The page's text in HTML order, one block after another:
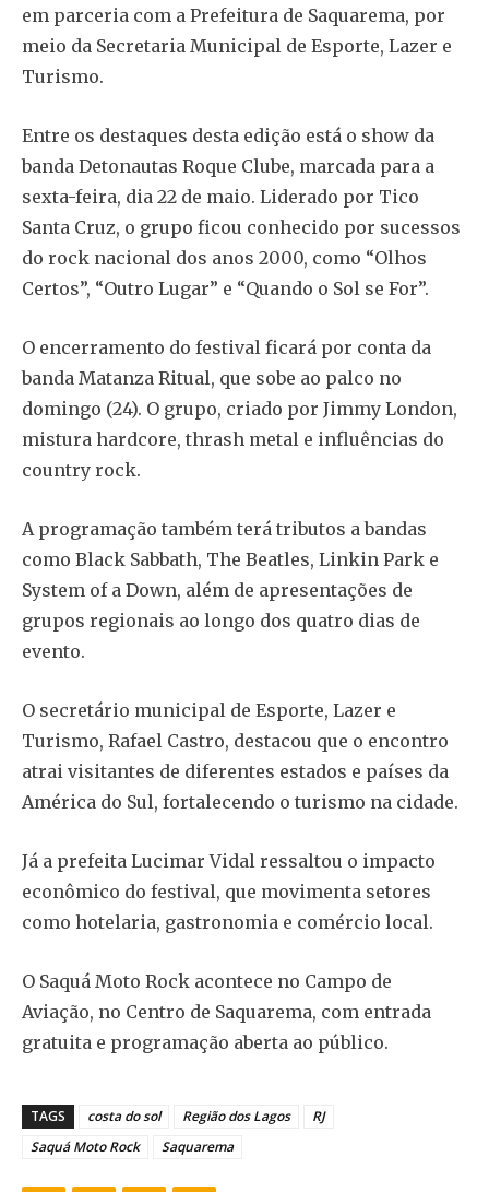
em parceria com a Prefeitura de Saquarema, por
meio da Secretaria Municipal de Esporte, Lazer e
Turismo.
Entre os destaques desta edição está o show da
banda Detonautas Roque Clube, marcada para a
sexta-feira, dia 22 de maio. Liderado por Tico
Santa Cruz, o grupo ficou conhecido por sucessos
do rock nacional dos anos 2000, como “Olhos
Certos”, “Outro Lugar” e “Quando o Sol se For”.
O encerramento do festival ficará por conta da
banda Matanza Ritual, que sobe ao palco no
domingo (24). O grupo, criado por Jimmy London,
mistura hardcore, thrash metal e influências do
country rock.
A programação também terá tributos a bandas
como Black Sabbath, The Beatles, Linkin Park e
System of a Down, além de apresentações de
grupos regionais ao longo dos quatro dias de
evento.
O secretário municipal de Esporte, Lazer e
Turismo, Rafael Castro, destacou que o encontro
atrai visitantes de diferentes estados e países da
América do Sul, fortalecendo o turismo na cidade.
Já a prefeita Lucimar Vidal ressaltou o impacto
econômico do festival, que movimenta setores
como hotelaria, gastronomia e comércio local.
O Saquá Moto Rock acontece no Campo de
Aviação, no Centro de Saquarema, com entrada
gratuita e programação aberta ao público.
TAGS costa do sol Região dos Lagos
RJ
Saquá Moto Rock
Saquarema